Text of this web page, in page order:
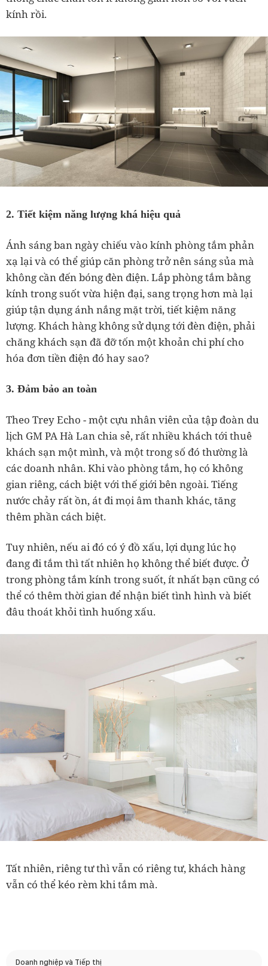
kính rồi.
2. Tiết kiệm năng lượng khá hiệu quả
Ánh sáng ban ngày chiếu vào kính phòng tắm phản
xạ lại và có thể giúp căn phòng trở nên sáng sủa mà
không cần đến bóng đèn điện. Lắp phòng tắm bằng
kính trong suốt vừa hiện đại, sang trọng hơn mà lại
giúp tận dụng ánh nắng mặt trời, tiết kiệm năng
lượng. Khách hàng không sử dụng tới đèn điện, phải
chăng khách sạn đã đỡ tốn một khoản chi phí cho
hóa đơn tiền điện đó hay sao?
3. Đảm bảo an toàn
Theo Trey Echo - một cựu nhân viên của tập đoàn du
lịch GM PA Hà Lan chia sẻ, rất nhiều khách tới thuê
khách sạn một mình, và một trong số đó thường là
các doanh nhân. Khi vào phòng tắm, họ có không
gian riêng, cách biệt với thế giới bên ngoài. Tiếng
nước chảy rất ồn, át đi mọi âm thanh khác, tăng
thêm phần cách biệt.
Tuy nhiên, nếu ai đó có ý đồ xấu, lợi dụng lúc họ
đang đi tắm thì tất nhiên họ không thể biết được. Ở
trong phòng tắm kính trong suốt, ít nhất bạn cũng có
thể có thêm thời gian để nhận biết tình hình và biết
đâu thoát khỏi tình huống xấu.
Tất nhiên, riêng tư thì vẫn có riêng tư, khách hàng
vẫn có thể kéo rèm khi tắm mà.
Doanh nghiệp và Tiếp thị